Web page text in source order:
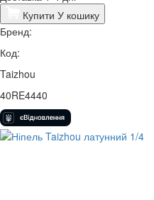
Купити У кошику
Бренд:
Код:
Taizhou
40RE4440